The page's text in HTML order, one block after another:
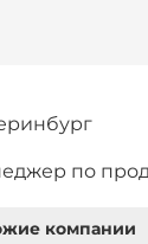
по
компании